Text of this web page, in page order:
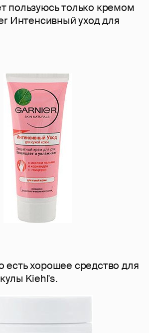
пользуюсь только кремом
Интенсивный уход для
есть хорошее средство для
Kiehl's.